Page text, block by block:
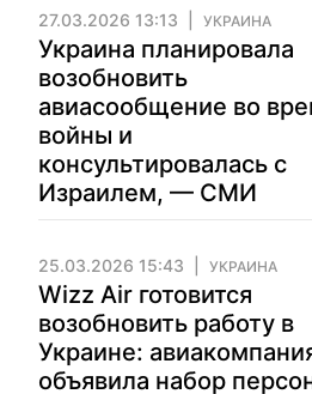
27.03.2026 13:13 УКРАИНА
Украина планировала
возобновить
авиасообщение во
войны и
консультировалась с
Израилем, — СМИ
25.03.2026 15:43 УКРАИНА
Wizz Air готовится
возобновить работу в
Украине:
объявила набор